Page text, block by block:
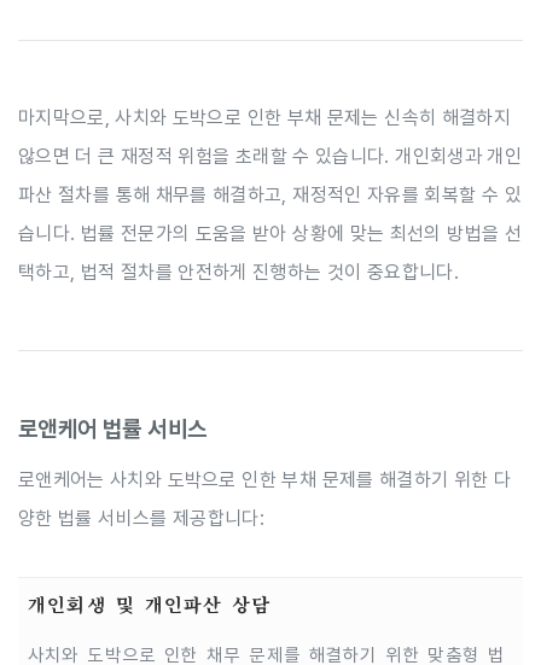
마지막으로, 사치와 도박으로 인한 부채 문제는 신속히 해결하지
않으면 더 큰 재정적 위험을 초래할 수 있습니다. 개인회생과 개인
파산 절차를 통해 채무를 해결하고, 재정적인 자유를 회복할 수 있
습니다. 법률 전문가의 도움을 받아 상황에 맞는 최선의 방법을 선
택하고, 법적 절차를 안전하게 진행하는 것이 중요합니다.
로앤케어 법률 서비스
로앤케어는 사치와 도박으로 인한 부채 문제를 해결하기 위한 다
양한 법률 서비스를 제공합니다:
개인회생 및 개인파산 상담
사치와 도박으로 인한 채무 문제를 해결하기 위한 맞춤형 법